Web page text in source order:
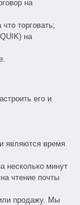
на
торговать;
на
его и
являются время
несколько минут
чтение почты
продажу. Мы